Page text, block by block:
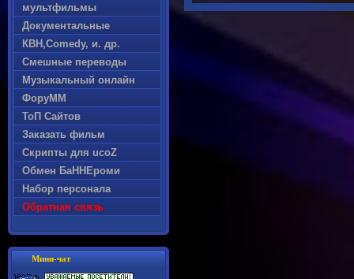
мультфильмы
Документальные
КВН,Comedy, и. др.
Смешные переводы
Музыкальный онлайн
ФоруММ
ТоП Сайтов
Заказать фильм
Скрипты для ucoZ
Обмен БаННЕроми
Набор персонала
Обратная связь
Мини-чат